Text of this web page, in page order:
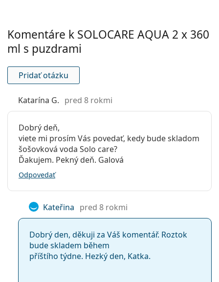
šošovky:
Na mäkké
kontaktné
šošovky:
Áno
Expirácia:
Najmenej 26 mesiacov
otvorení:
Príslušenstvo
balení:
2
Ostatné
Kategória:
Roztoky
Príslušenstvo
Výhodné balíčky roztokov
Viacúčelové roztoky na kontaktné
šošovky
Komentáre k SOLOCARE AQUA 2 x 360
ml s puzdrami
Pridať otázku
Katarína G. pred 8 rokmi
Dobrý deň,
viete mi prosím Vás povedať, kedy bude skladom
šošovková voda Solo care?
Ďakujem. Pekný deň. Galová
Odpovedať
Kateřina pred 8 rokmi
Dobrý den, děkuji za Váš komentář. Roztok
bude skladem během
příštího týdne. Hezký den, Katka.